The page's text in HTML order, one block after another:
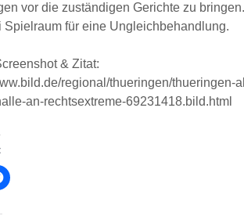
vor die zuständigen Gerichte zu
Spielraum für eine Ungleichbehandlung.
& Zitat:
regional/thueringen/thueringen-
an-rechtsextreme-69231418.bild.html